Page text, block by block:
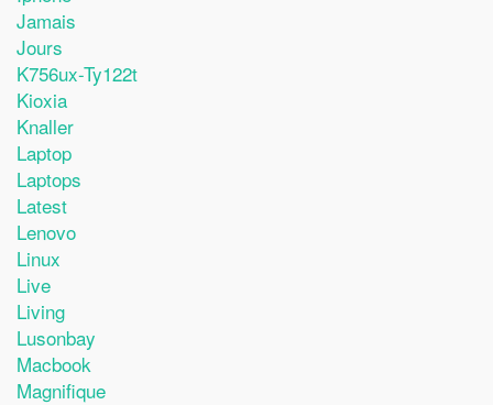
Jamais
Jours
K756ux-Ty122t
Kioxia
Knaller
Laptop
Laptops
Latest
Lenovo
Linux
Live
Living
Lusonbay
Macbook
Magnifique